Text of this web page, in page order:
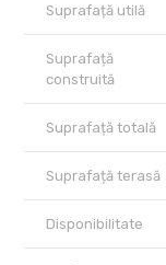
supermarketuri și
În preț sunt incluse
depozitare.
La prețul afișat se
Suprafață utilă
Suprafață
construită
Suprafață totală
Suprafață terasă
Disponibilitate